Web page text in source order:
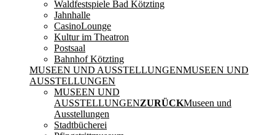
Waldfestspiele Bad Kötzting
Jahnhalle
CasinoLounge
Kultur im Theatron
Postsaal
Bahnhof Kötzting
MUSEEN UND AUSSTELLUNGENMUSEEN UND
AUSSTELLUNGEN
MUSEEN UND
AUSSTELLUNGENZURÜCKMuseen und
Ausstellungen
Stadtbücherei